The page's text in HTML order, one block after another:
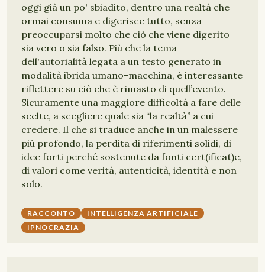
oggi già un po' sbiadito, dentro una realtà che
ormai consuma e digerisce tutto, senza
preoccuparsi molto che ciò che viene digerito
sia vero o sia falso. Più che la tema
dell'autorialità legata a un testo generato in
modalità ibrida umano-macchina, è interessante
riflettere su ciò che è rimasto di quell’evento.
Sicuramente una maggiore difficoltà a fare delle
scelte, a scegliere quale sia “la realtà” a cui
credere. Il che si traduce anche in un malessere
più profondo, la perdita di riferimenti solidi, di
idee forti perché sostenute da fonti cert(ificat)e,
di valori come verità, autenticità, identità e non
solo.
RACCONTO
INTELLIGENZA ARTIFICIALE
IPNOCRAZIA